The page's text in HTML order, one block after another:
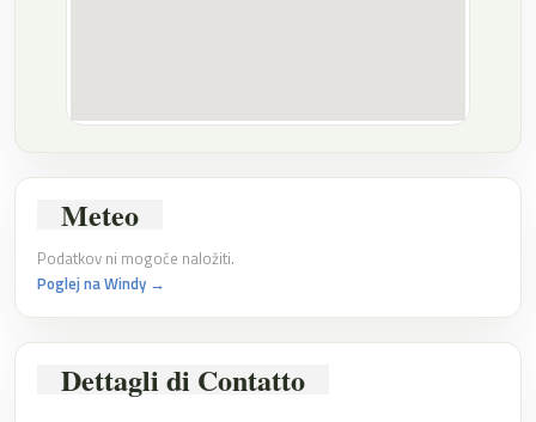
Meteo
Podatkov ni mogoče naložiti.
Poglej na Windy →
Dettagli di Contatto